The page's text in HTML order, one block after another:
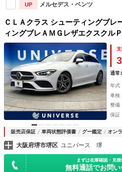
UP メルセデス・ベンツ
ＣＬＡクラス シューティングブ
ィングブレＡＭＧレザエクスクル
ングルーフ レーダーセーフティ
シブＰＫＧ アドバンスドＰＫＧ
ＥＤヘッドライト 純正ＨＤＤナ
続 禁煙車
通常
年式
車検
整備
保証
販売店保証 車両状態評価書 グー鑑定 オン
大阪府堺市堺区 ユニバース 堺
まずは在庫確認・見積
無料通話でお問